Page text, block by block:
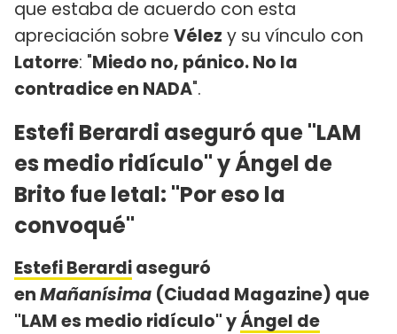
que estaba de acuerdo con esta
apreciación sobre Vélez y su vínculo con
Latorre: "Miedo no, pánico. No la
contradice en NADA".
Estefi Berardi aseguró que "LAM
es medio ridículo" y Ángel de
Brito fue letal: "Por eso la
convoqué"
Estefi Berardiaseguró
enMañanísima (Ciudad Magazine) que
"LAM es medio ridículo" yÁngel de